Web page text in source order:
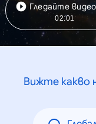
Гледайте
02:01
Вижте какво